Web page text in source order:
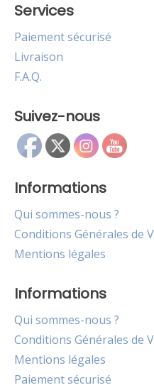
Services
Paiement sécurisé
Livraison
F.A.Q.
Suivez-nous
Informations
Qui sommes-nous ?
Conditions Générales de
Mentions légales
Informations
Qui sommes-nous ?
Conditions Générales de
Mentions légales
Paiement sécurisé